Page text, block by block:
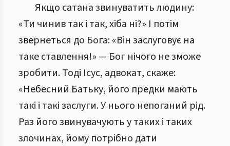
Якщо сатана звинуватить людину:
«Ти чинив так і так, хіба ні?» І потім
звернеться до Бога: «Він заслуговує на
таке ставлення!» — Бог нічого не зможе
зробити. Тоді Ісус, адвокат, скаже:
«Небесний Батьку, його предки мають
такі і такі заслуги. У нього непоганий рід.
Раз його звинувачують у таких і таких
злочинах, йому потрібно дати